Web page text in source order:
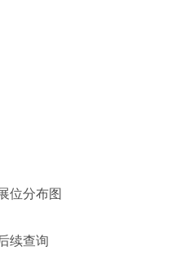
位分布图
续查询